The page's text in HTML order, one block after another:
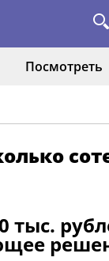
Посмотреть